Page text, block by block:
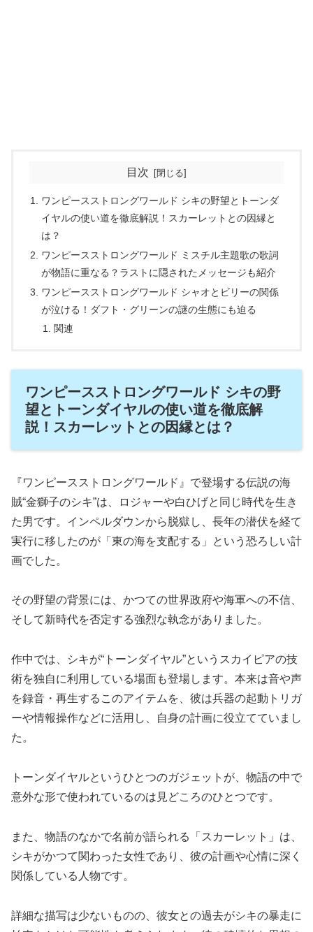
目次
ワンピースストロングワールド シキの野望とトーンダ
イヤルの使い道を徹底解説！スカーレットとの因縁と
は？
ワンピースストロングワールド ミスチル主題歌の歌詞
が物語に重なる？ラストに隠されたメッセージも紹介
ワンピースストロングワールド シャオとビリーの関係
が泣ける！ダフト・グリーンの謎の生態にも迫る
関連
ワンピースストロングワールド シキの野
望とトーンダイヤルの使い道を徹底解
説！スカーレットとの因縁とは？
『ワンピースストロングワールド』で登場する伝説の海
賊“金獅子のシキ”は、ロジャーや白ひげと同じ時代を生き
た男です。インペルダウンから脱獄し、長年の潜伏を経て
実行に移したのが「東の海を支配する」という恐ろしい計
画でした。
その野望の背景には、かつての世界政府や海軍への不信、
そして新時代を否定する強烈な執念がありました。
作中では、シキが“トーンダイヤル”というスカイピアの技
術を独自に利用している場面も登場します。本来は音や声
を録音・再生するこのアイテムを、彼は兵器の起動トリガ
ーや情報操作などに活用し、自身の計画に役立てていまし
た。
トーンダイヤルというひとつのガジェットが、物語の中で
意外な形で使われているのは見どころのひとつです。
また、物語のなかで名前が語られる「スカーレット」は、
シキがかつて関わった女性であり、彼の計画や心情に深く
関係している人物です。
詳細な描写は少ないものの、彼女との過去がシキの暴走に